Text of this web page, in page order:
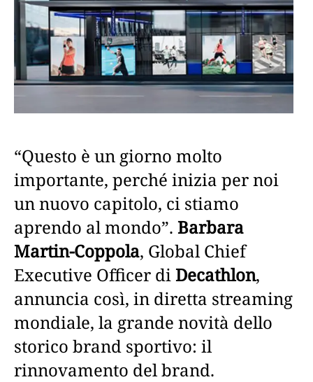
“Questo è un giorno molto
importante, perché inizia per noi
un nuovo capitolo, ci stiamo
aprendo al mondo”. Barbara
Martin-Coppola, Global Chief
Executive Officer diDecathlon,
annuncia così, in diretta streaming
mondiale, la grande novità dello
storico brand sportivo: il
rinnovamento del brand.